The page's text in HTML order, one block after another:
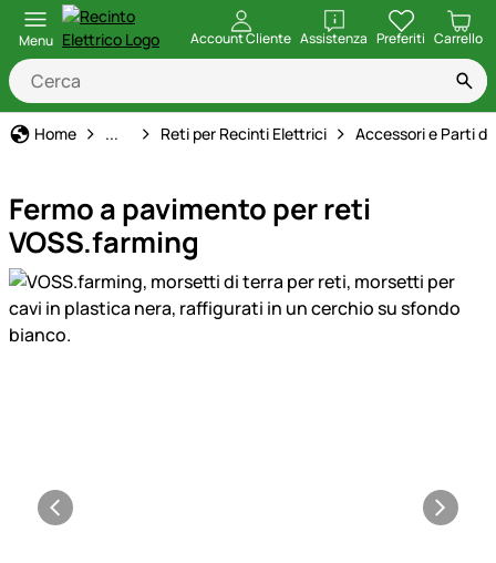
Menu Account Cliente Assistenza
apri Preferiti Carrello
Home Recinto Elettrico
... Reti per Recinti Elettrici Accessori e Parti di
Fermo a pavimento per reti
VOSS.farming
Galleria prodotti